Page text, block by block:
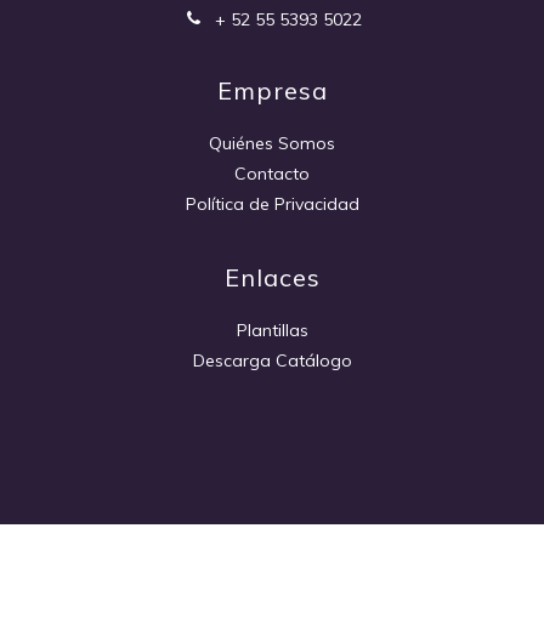
+ 52 55 5393 5022
Empresa
Quiénes Somos
Contacto
Política de Privacidad
Enlaces
Plantillas
Descarga Catálogo